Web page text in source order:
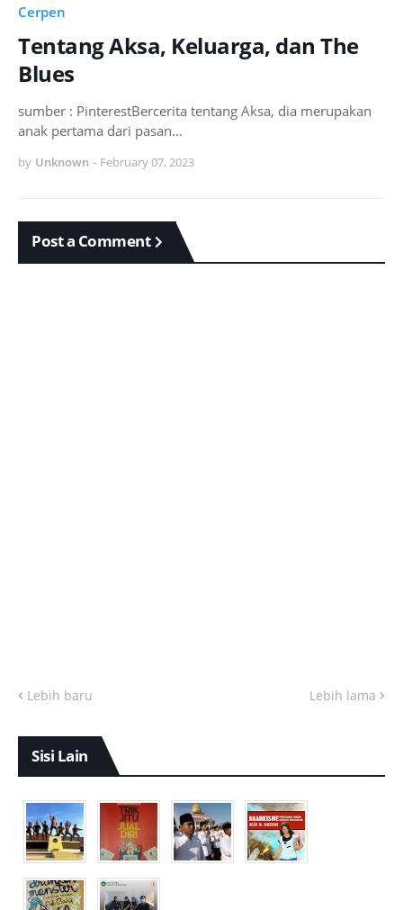
Cerpen
Tentang Aksa, Keluarga, dan The
Blues
sumber : PinterestBercerita tentang Aksa, dia merupakan
anak pertama dari pasan…
by Unknown - February 07, 2023
Post a Comment
Lebih baru Lebih lama
Sisi Lain